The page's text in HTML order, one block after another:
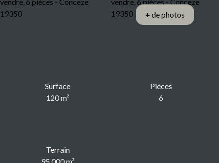
+ de photos
Surface
120m²
Pièces
6
Terrain